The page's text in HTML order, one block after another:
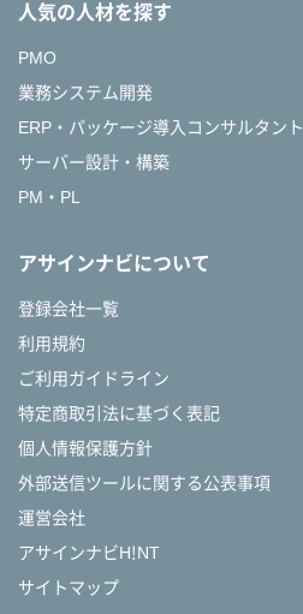
人気の人材を探す
PMO
業務システム開発
ERP・パッケージ導入コンサルタント
サーバー設計・構築
PM・PL
アサインナビについて
登録会社一覧
利用規約
ご利用ガイドライン
特定商取引法に基づく表記
個人情報保護方針
外部送信ツールに関する公表事項
運営会社
アサインナビH!NT
サイトマップ